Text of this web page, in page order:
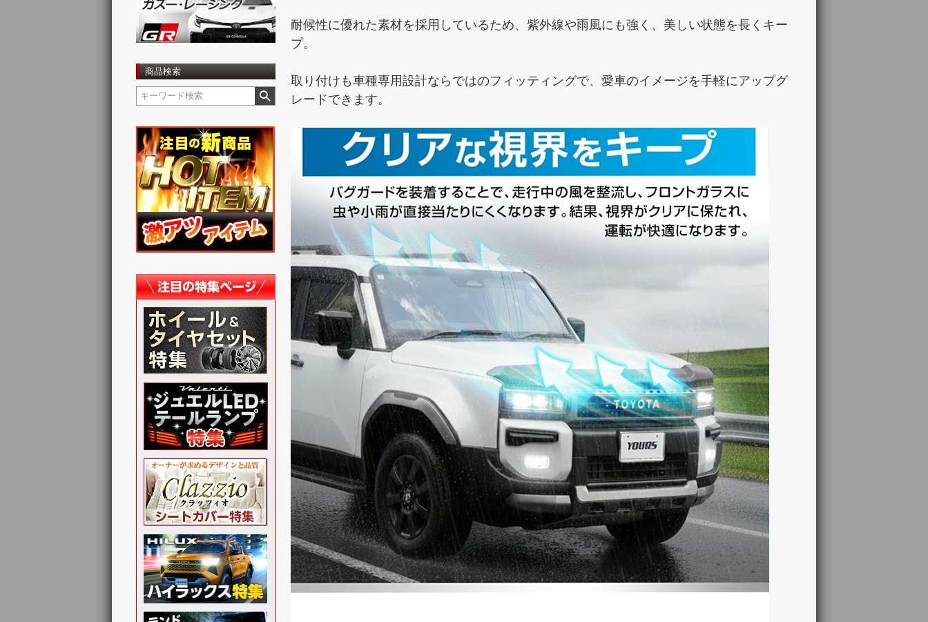
商品検索
耐候性に優れた素材を採用しているため、紫外線や雨風にも強く、美しい状態を長くキー
プ。
取り付けも車種専用設計ならではのフィッティングで、愛車のイメージを手軽にアップグ
レードできます。